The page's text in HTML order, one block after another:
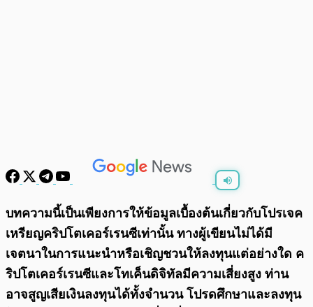
พร้อมเล่น 0:00/0:00
บทความนี้เป็นเพียงการให้ข้อมูลเบื้องต้นเกี่ยวกับโปรเจค
เหรียญคริปโตเคอร์เรนซีเท่านั้น ทางผู้เขียนไม่ได้มี
เจตนาในการแนะนำหรือเชิญชวนให้ลงทุนแต่อย่างใด ค
ริปโตเคอร์เรนซีและโทเค็นดิจิทัลมีความเสี่ยงสูง ท่าน
อาจสูญเสียเงินลงทุนได้ทั้งจํานวน โปรดศึกษาและลงทุน